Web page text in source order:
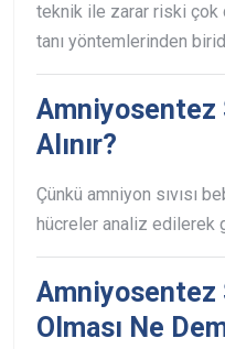
teknik ile zarar riski çok
tanı yöntemlerinden
Amniyosentez
Alınır?
Çünkü amniyon sıvısı
hücreler analiz edilerek
Amniyosentez
Olması Ne